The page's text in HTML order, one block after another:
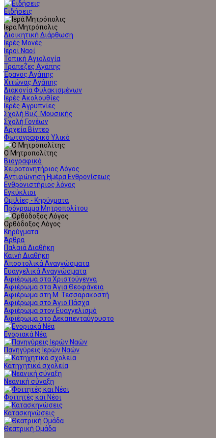
Ειδήσεις
Ιερά Μητρόπολις
Διοικητική Διάρθωση
Ιερές Μονές
Ιεροί Ναοί
Τοπική Αγιολογία
Τράπεζες Αγάπης
Έρανος Αγάπης
Χιτώνας Αγάπης
Διακονία Φυλακισμένων
Ιερές Ακολουθίες
Ιερές Αγρυπνίες
Σχολή Βυζ. Μουσικής
Σχολή Γονέων
Αρχεία Βίντεο
Φωτογραφικό Υλικό
Ο Μητροπολίτης
Βιογραφικό
Χειροτονητήριος Λόγος
Αντιφώνηση Ημέρα Ενθρονίσεως
Ενθρονιστήριος λόγος
Εγκύκλιοι
Ομιλίες - Κηρύγματα
Πρόγραμμα Μητροπολίτου
Ορθόδοξος Λόγος
Κηρύγματα
Άρθρα
Παλαιά Διαθήκη
Καινή Διαθήκη
Αποστολικά Αναγνώσματα
Ευαγγελικά Αναγνώσματα
Αφιέρωμα στα Χριστούγεννα
Αφιέρωμα στα Άγια Θεοφάνεια
Αφιέρωμα στη Μ. Τεσσαρακοστή
Αφιέρωμα στο Άγιο Πάσχα
Αφιέρωμα στον Ευαγγελισμό
Αφιέρωμα στο Δεκαπενταύγουστο
Ενοριακά Νέα
Πανηγύρεις Ιερών Ναών
Κατηχητικά σχολεία
Νεανική σύναξη
Φοιτητές και Νέοι
Κατασκηνώσεις
Θεατρική Ομάδα